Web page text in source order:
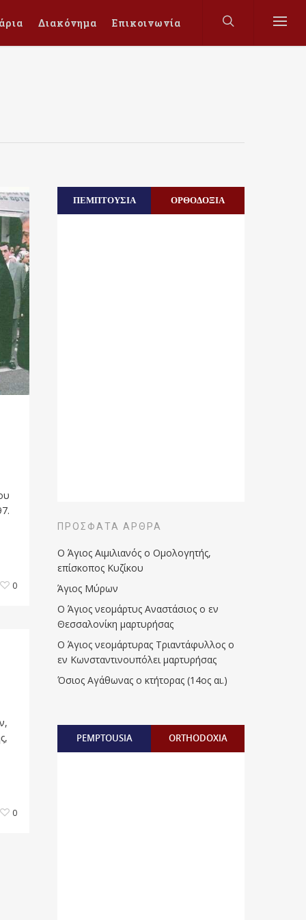
Διακόνημα Επικοινωνία
0
0
ΠΕΜΠΤΟΥΣΙΑ ΟΡΘΟΔΟΞΙΑ
ΠΡΌΣΦΑΤΑ ΆΡΘΡΑ
Ο Άγιος Αιμιλιανός ο Ομολογητής,
επίσκοπος Κυζίκου
Άγιος Μύρων
Ο Άγιος νεομάρτυς Αναστάσιος ο εν
Θεσσαλονίκη μαρτυρήσας
Ο Άγιος νεομάρτυρας Τριαντάφυλλος ο
εν Κωνσταντινουπόλει μαρτυρήσας
Όσιος Αγάθωνας ο κτήτορας (14ος αι.)
PEMPTOUSIA ORTHODOXIA